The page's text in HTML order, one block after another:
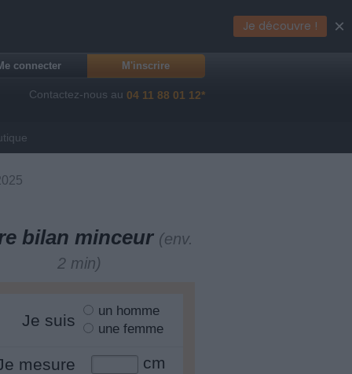
connecter M'inscrire
Contactez-nous au 04 11 88 01 12*
bilan minceur (env.
2 min)
Je suis
un homme
une femme
mesure cm
Je découvre ! ×